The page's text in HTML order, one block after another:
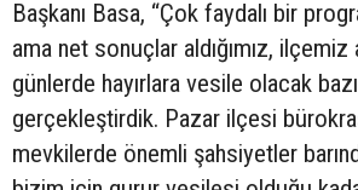
Başkanı Basa, “Çok faydalı bir
ama net sonuçlar aldığımız,
günlerde hayırlara vesile olacak
gerçekleştirdik. Pazar ilçesi
mevkilerde önemli şahsiyetler